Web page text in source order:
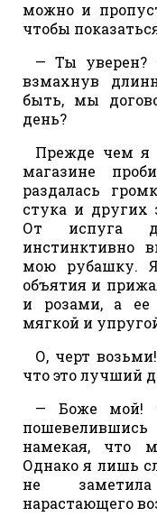
можно и
чтобы
— Ты уверен?
взмахнув
быть, мы
день?
Прежде чем я
магазине
раздалась
стука и других
От испуга
инстинктивно
мою рубашку.
объятия и
и розами, а ее
мягкой и
О, черт
что это лучший
— Боже мой! —
намекая, что
Однако я лишь
не
нарастающего